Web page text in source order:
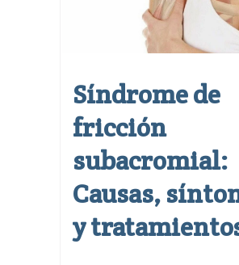
Síndrome de
fricción
subacromial:
Causas,
y